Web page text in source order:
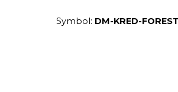
w
Symbol: DM-KRED-